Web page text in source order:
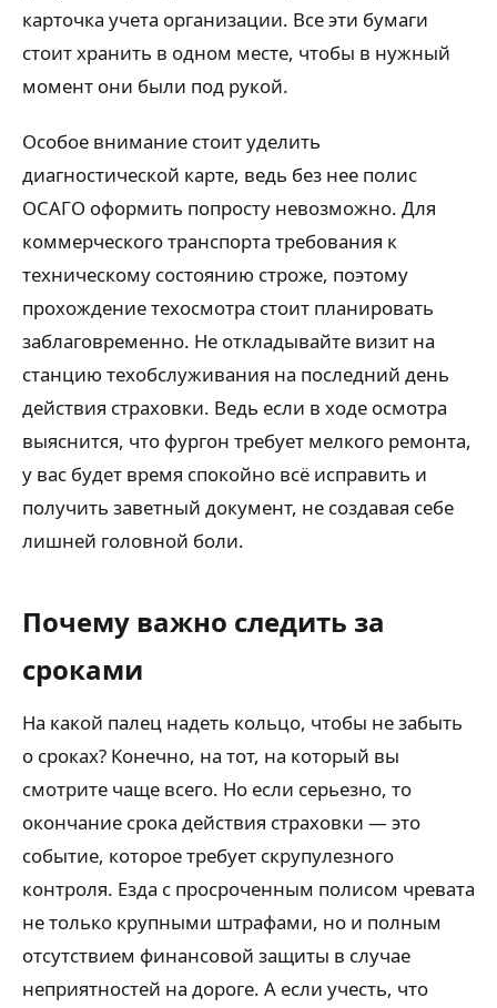
карточка учета организации. Все эти бумаги
стоит хранить в одном месте, чтобы в нужный
момент они были под рукой.
Особое внимание стоит уделить
диагностической карте, ведь без нее полис
ОСАГО оформить попросту невозможно. Для
коммерческого транспорта требования к
техническому состоянию строже, поэтому
прохождение техосмотра стоит планировать
заблаговременно. Не откладывайте визит на
станцию техобслуживания на последний день
действия страховки. Ведь если в ходе осмотра
выяснится, что фургон требует мелкого ремонта,
у вас будет время спокойно всё исправить и
получить заветный документ, не создавая себе
лишней головной боли.
Почему важно следить за
сроками
На какой палец надеть кольцо, чтобы не забыть
о сроках? Конечно, на тот, на который вы
смотрите чаще всего. Но если серьезно, то
окончание срока действия страховки — это
событие, которое требует скрупулезного
контроля. Езда с просроченным полисом чревата
не только крупными штрафами, но и полным
отсутствием финансовой защиты в случае
неприятностей на дороге. А если учесть, что